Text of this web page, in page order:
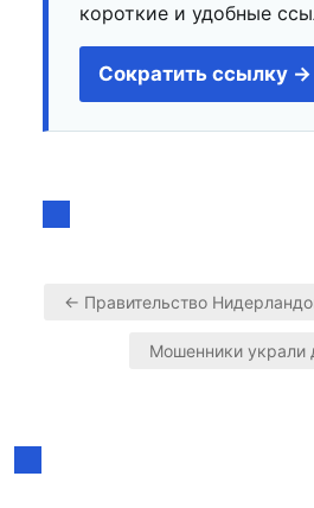
короткие и удобные
Сократить ссылку →
Навигация
← Правительство
Мошенники украли